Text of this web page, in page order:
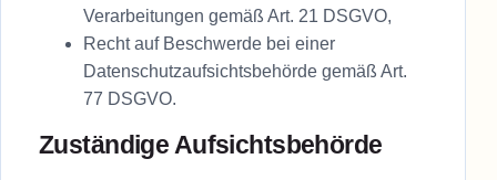
Verarbeitungen gemäß Art. 21 DSGVO,
Recht auf Beschwerde bei einer
Datenschutzaufsichtsbehörde gemäß Art.
77 DSGVO.
Zuständige Aufsichtsbehörde